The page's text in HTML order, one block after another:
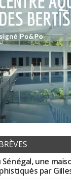
Sénégal, une
par